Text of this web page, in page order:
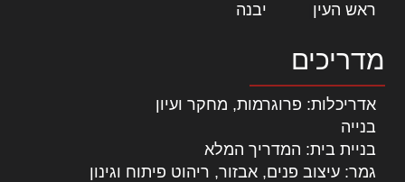
ראש העין
יבנה
מדריכים
אדריכלות: פרוגרמות, מחקר ועיון
בנייה
בניית בית: המדריך המלא
גמר: עיצוב פנים, אבזור, ריהוט פיתוח וגינון